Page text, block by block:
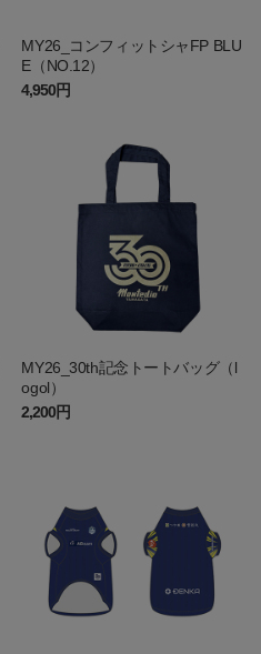
MY26_コンフィットシャFP BLU
E（NO.12）
4,950円
MY26_30th記念トートバッグ（l
ogol）
2,200円